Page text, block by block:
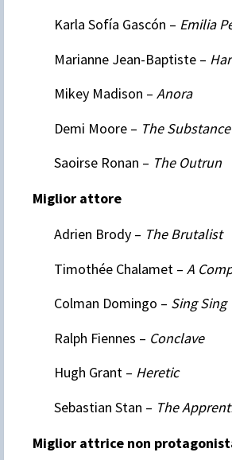
Karla Sofía Gascón – Emilia
Marianne Jean-Baptiste –
Mikey Madison – Anora
Demi Moore – The Substance
Saoirse Ronan – The Outrun
Miglior attore
Adrien Brody – The Brutalist
Timothée Chalamet – A
Colman Domingo – Sing Sing
Ralph Fiennes – Conclave
Hugh Grant – Heretic
Sebastian Stan – The
Miglior attrice non